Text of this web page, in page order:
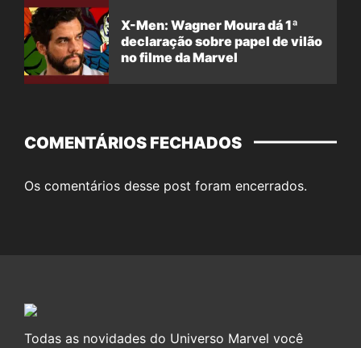
X-Men: Wagner Moura dá 1ª
declaração sobre papel de vilão
no filme da Marvel
COMENTÁRIOS FECHADOS
Os comentários desse post foram encerrados.
Todas as novidades do Universo Marvel você